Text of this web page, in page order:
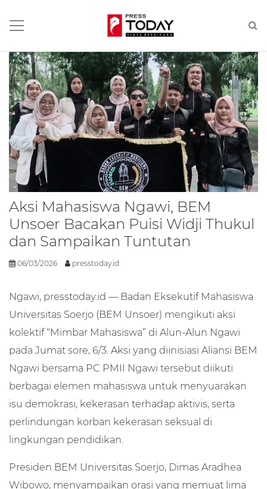
Presstoday.id
Aksi Mahasiswa Ngawi, BEM
Unsoer Bacakan Puisi Widji Thukul
dan Sampaikan Tuntutan
06/03/2026 presstoday.id
Ngawi, presstoday.id — Badan Eksekutif Mahasiswa
Universitas Soerjo (BEM Unsoer) mengikuti aksi
kolektif “Mimbar Mahasiswa” di Alun-Alun Ngawi
pada Jumat sore, 6/3. Aksi yang diinisiasi Aliansi BEM
Ngawi bersama PC PMII Ngawi tersebut diikuti
berbagai elemen mahasiswa untuk menyuarakan
isu demokrasi, kekerasan terhadap aktivis, serta
perlindungan korban kekerasan seksual di
lingkungan pendidikan.
Presiden BEM Universitas Soerjo, Dimas Aradhea
Wibowo, menyampaikan orasi yang memuat lima